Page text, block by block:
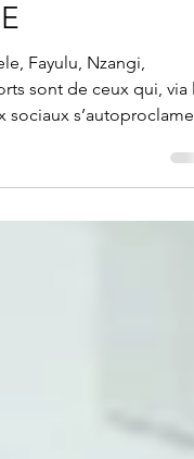
DE
Fayulu, Nzangi,
sociaux